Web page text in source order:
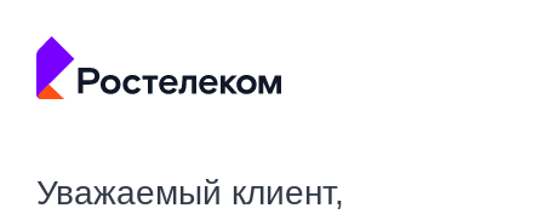
Уважаемый клиент,